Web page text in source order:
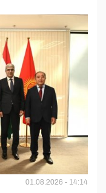
01.08.2026 - 14:14